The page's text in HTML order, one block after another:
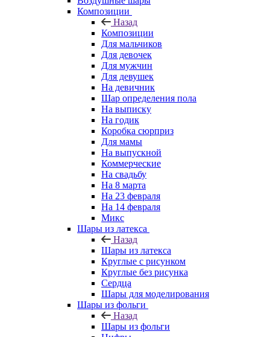
Композиции
Назад
Композиции
Для мальчиков
Для девочек
Для мужчин
Для девушек
На девичник
Шар определения пола
На выписку
На годик
Коробка сюрприз
Для мамы
На выпускной
Коммерческие
На свадьбу
На 8 марта
На 23 февраля
На 14 февраля
Микс
Шары из латекса
Назад
Шары из латекса
Круглые с рисунком
Круглые без рисунка
Сердца
Шары для моделирования
Шары из фольги
Назад
Шары из фольги